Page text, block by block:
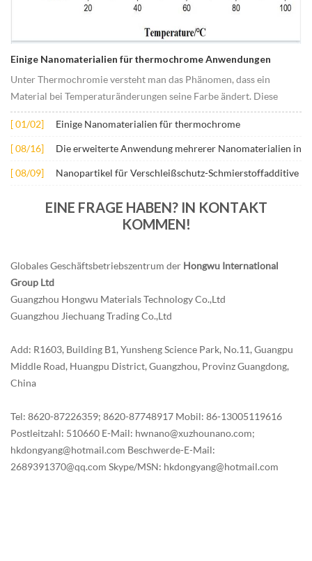
Einige Nanomaterialien für thermochrome Anwendungen
Unter Thermochromie versteht man das Phänomen, dass ein
Material bei Temperaturänderungen seine Farbe ändert. Diese
Veränderung wird normalerweise durch Veränderungen in der
elektronischen oder molekularen Struktur des Materials
verursacht. Sein Anwe...
[ 01/02]
Einige Nanomaterialien für thermochrome
[ 08/16]
Die erweiterte Anwendung mehrerer Nanomaterialien in
[ 08/09] Nanopartikel für Verschleißschutz-Schmierstoffadditive
EINE FRAGE HABEN? IN KONTAKT
KOMMEN!
Globales Geschäftsbetriebszentrum der Hongwu International
Group Ltd
Guangzhou Hongwu Materials Technology Co.,Ltd
Guangzhou Jiechuang Trading Co.,Ltd
Add: R1603, Building B1, Yunsheng Science Park, No.11, Guangpu
Middle Road, Huangpu District, Guangzhou, Provinz Guangdong,
China
Tel: 8620-87226359; 8620-87748917 Mobil: 86-13005119616
Postleitzahl: 510660 E-Mail: hwnano@xuzhounano.com;
hkdongyang@hotmail.com Beschwerde-E-Mail:
2689391370@qq.com Skype/MSN: hkdongyang@hotmail.com